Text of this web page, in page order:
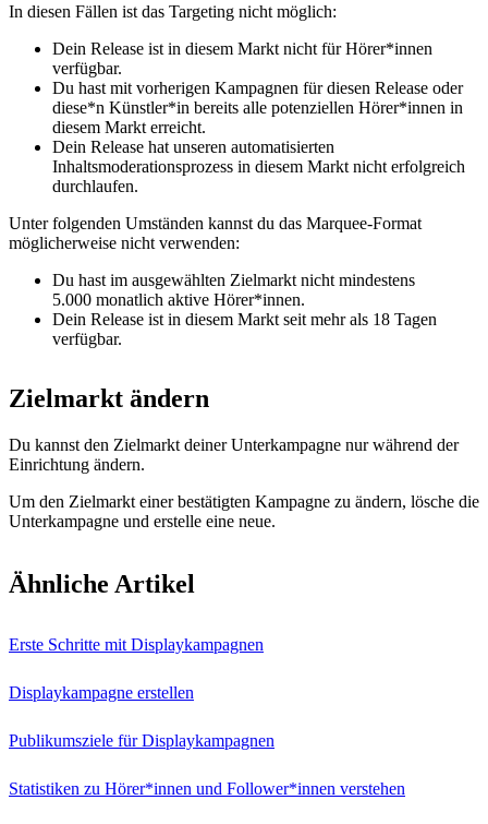
In diesen Fällen ist das Targeting nicht möglich:
Dein Release ist in diesem Markt nicht für Hörer*innen
verfügbar.
Du hast mit vorherigen Kampagnen für diesen Release oder
diese*n Künstler*in bereits alle potenziellen Hörer*innen in
diesem Markt erreicht.
Dein Release hat unseren automatisierten
Inhaltsmoderationsprozess in diesem Markt nicht erfolgreich
durchlaufen.
Unter folgenden Umständen kannst du das Marquee-Format
möglicherweise nicht verwenden:
Du hast im ausgewählten Zielmarkt nicht mindestens
5.000 monatlich aktive Hörer*innen.
Dein Release ist in diesem Markt seit mehr als 18 Tagen
verfügbar.
Zielmarkt ändern
Du kannst den Zielmarkt deiner Unterkampagne nur während der
Einrichtung ändern.
Um den Zielmarkt einer bestätigten Kampagne zu ändern, lösche die
Unterkampagne und erstelle eine neue.
Ähnliche Artikel
Erste Schritte mit Displaykampagnen
Displaykampagne erstellen
Publikumsziele für Displaykampagnen
Statistiken zu Hörer*innen und Follower*innen verstehen